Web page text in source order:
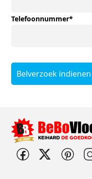
Telefoonnummer*
Belverzoek indienen